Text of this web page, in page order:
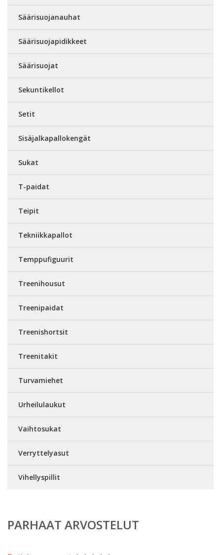
Säärisuojanauhat
Säärisuojapidikkeet
Säärisuojat
Sekuntikellot
Setit
Sisäjalkapallokengät
Sukat
T-paidat
Teipit
Tekniikkapallot
Temppufiguurit
Treenihousut
Treenipaidat
Treenishortsit
Treenitakit
Turvamiehet
Urheilulaukut
Vaihtosukat
Verryttelyasut
Vihellyspillit
PARHAAT ARVOSTELUT